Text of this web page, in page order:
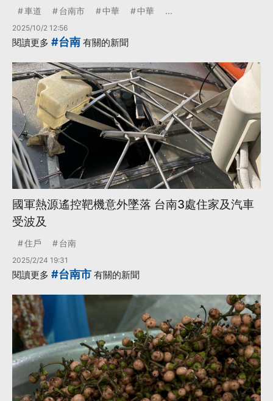
車道 台南市 中華 中華 ...
2025/10/2 12:56
閱讀更多 #台南 有關的新聞
國軍熱源遙控靶機意外墜落 台南3處住家及汽車
受波及
住戶 台南
2025/2/24 19:31
閱讀更多 #台南市 有關的新聞